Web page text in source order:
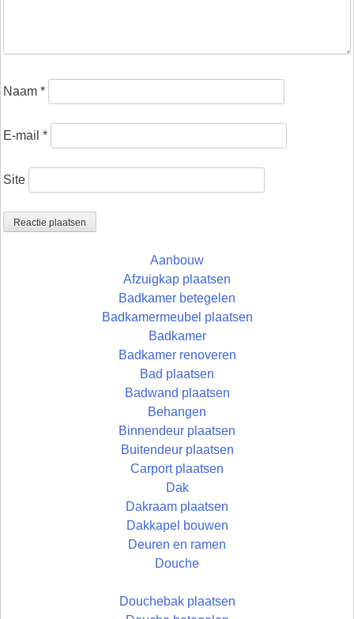
Naam *
E-mail *
Site
Aanbouw
Afzuigkap plaatsen
Badkamer betegelen
Badkamermeubel plaatsen
Badkamer
Badkamer renoveren
Bad plaatsen
Badwand plaatsen
Behangen
Binnendeur plaatsen
Buitendeur plaatsen
Carport plaatsen
Dak
Dakraam plaatsen
Dakkapel bouwen
Deuren en ramen
Douche
Douchebak plaatsen